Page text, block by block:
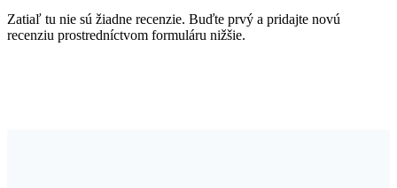
Zatiaľ tu nie sú žiadne recenzie. Buďte prvý a pridajte novú
recenziu prostredníctvom formuláru nižšie.